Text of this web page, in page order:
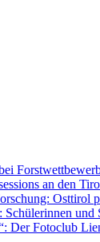
an den
Osttirol
Schülerinnen und
Der Fotoclub